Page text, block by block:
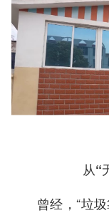
从“
曾经，“垃